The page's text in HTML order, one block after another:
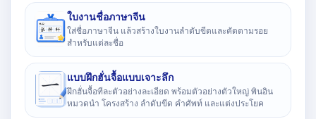
ใบงานชื่อภาษาจีน
ใส่ชื่อภาษาจีน แล้วสร้างใบงานลำดับขีดและคัดตามรอย
สำหรับแต่ละชื่อ
แบบฝึกฮั่นจื้อแบบเจาะลึก
ฝึกฮั่นจื้อทีละตัวอย่างละเอียด พร้อมตัวอย่างตัวใหญ่ พินอิน
หมวดนำ โครงสร้าง ลำดับขีด คำศัพท์ และแต่งประโยค